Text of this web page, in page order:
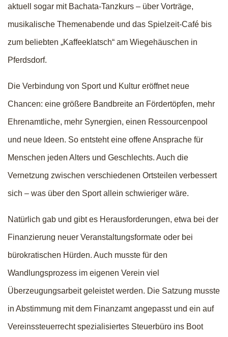
aktuell sogar mit Bachata-Tanzkurs – über Vorträge,
musikalische Themenabende und das Spielzeit-Café bis
zum beliebten „Kaffeeklatsch“ am Wiegehäuschen in
Pferdsdorf.
Die Verbindung von Sport und Kultur eröffnet neue
Chancen: eine größere Bandbreite an Fördertöpfen, mehr
Ehrenamtliche, mehr Synergien, einen Ressourcenpool
und neue Ideen. So entsteht eine offene Ansprache für
Menschen jeden Alters und Geschlechts. Auch die
Vernetzung zwischen verschiedenen Ortsteilen verbessert
sich – was über den Sport allein schwieriger wäre.
Natürlich gab und gibt es Herausforderungen, etwa bei der
Finanzierung neuer Veranstaltungsformate oder bei
bürokratischen Hürden. Auch musste für den
Wandlungsprozess im eigenen Verein viel
Überzeugungsarbeit geleistet werden. Die Satzung musste
in Abstimmung mit dem Finanzamt angepasst und ein auf
Vereinssteuerrecht spezialisiertes Steuerbüro ins Boot